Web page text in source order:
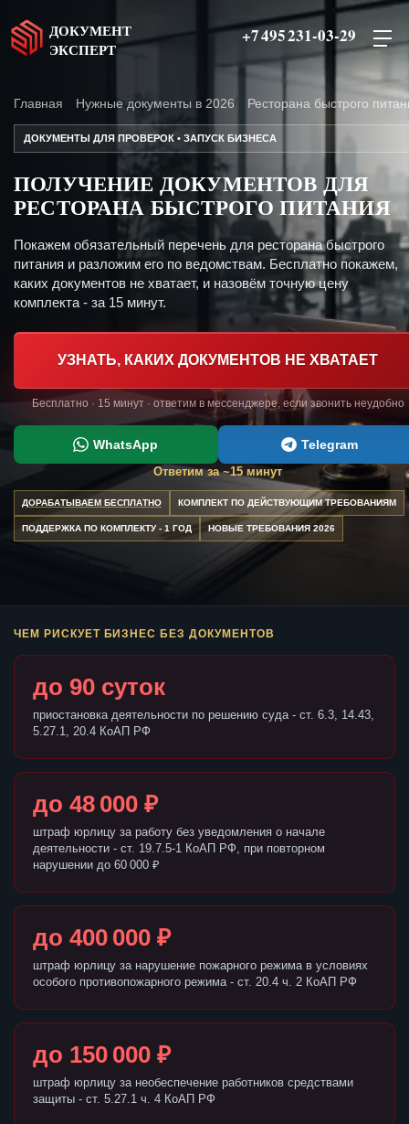
ДОКУМЕНТ
ЭКСПЕРТ
+7 495 231-03-29
Главная Нужные документы в 2026 Ресторана быстрого
ДОКУМЕНТЫ ДЛЯ ПРОВЕРОК • ЗАПУСК БИЗНЕСА
ПОЛУЧЕНИЕ ДОКУМЕНТОВ ДЛЯ
РЕСТОРАНА БЫСТРОГО ПИТАНИЯ
Покажем обязательный перечень для ресторана быстрого
питания и разложим его по ведомствам. Бесплатно покажем,
каких документов не хватает, и назовём точную цену
комплекта - за 15 минут.
УЗНАТЬ, КАКИХ ДОКУМЕНТОВ НЕ ХВАТАЕТ
Бесплатно · 15 минут · ответим в мессенджере, если звонить неудобно
WhatsApp Telegram
Ответим за ~15 минут
ДОРАБАТЫВАЕМ БЕСПЛАТНО КОМПЛЕКТ ПО ДЕЙСТВУЮЩИМ ТРЕБОВАНИЯМ
ПОДДЕРЖКА ПО КОМПЛЕКТУ - 1 ГОД НОВЫЕ ТРЕБОВАНИЯ 2026
ЧЕМ РИСКУЕТ БИЗНЕС БЕЗ ДОКУМЕНТОВ
до 90 суток
приостановка деятельности по решению суда - ст. 6.3, 14.43,
5.27.1, 20.4 КоАП РФ
до 48 000 ₽
штраф юрлицу за работу без уведомления о начале
деятельности - ст. 19.7.5-1 КоАП РФ, при повторном
нарушении до 60 000 ₽
до 400 000 ₽
штраф юрлицу за нарушение пожарного режима в условиях
особого противопожарного режима - ст. 20.4 ч. 2 КоАП РФ
до 150 000 ₽
штраф юрлицу за необеспечение работников средствами
защиты - ст. 5.27.1 ч. 4 КоАП РФ